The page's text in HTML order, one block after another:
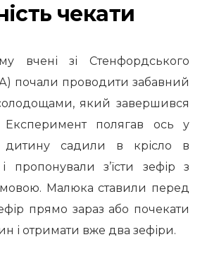
чекати
вчені зі Стенфордського
почали проводити забавний
який завершився
Експеримент полягав ось у
дитину садили в крісло в
пропонували з’їсти зефір з
Малюка ставили перед
прямо зараз або почекати
і отримати вже два зефіри.